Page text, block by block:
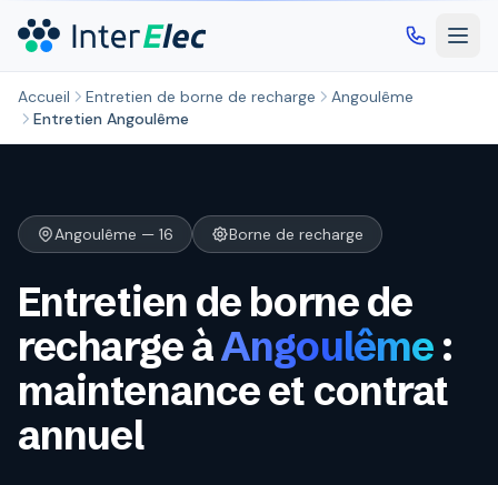
Accueil Entretien de borne de recharge
Angoulême
Entretien Angoulême
Angoulême — 16 Borne de recharge
Entretien de borne de
recharge àAngoulême :
maintenance et contrat
annuel